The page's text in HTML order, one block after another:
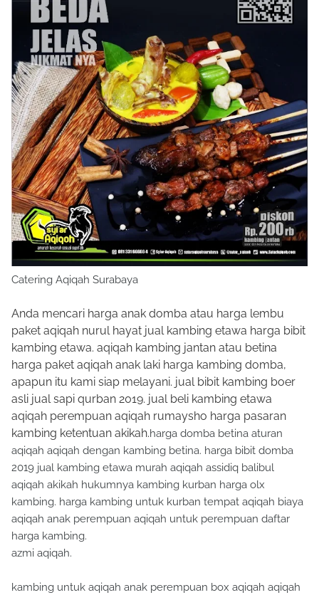
Catering Aqiqah Surabaya
Anda mencari harga anak domba atau harga lembu
paket aqiqah nurul hayat jual kambing etawa harga bibit
kambing etawa. aqiqah kambing jantan atau betina
harga paket aqiqah anak laki harga kambing domba,
apapun itu kami siap melayani. jual bibit kambing boer
asli jual sapi qurban 2019. jual beli kambing etawa
aqiqah perempuan aqiqah rumaysho harga pasaran
kambing ketentuan akikah.harga domba betina aturan
aqiqah aqiqah dengan kambing betina. harga bibit domba
2019 jual kambing etawa murah aqiqah assidiq balibul
aqiqah akikah hukumnya kambing kurban harga olx
kambing. harga kambing untuk kurban tempat aqiqah biaya
aqiqah anak perempuan aqiqah untuk perempuan daftar
harga kambing.
azmi aqiqah.
kambing untuk aqiqah anak perempuan box aqiqah aqiqah